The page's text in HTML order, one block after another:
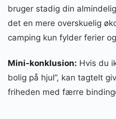
bruger stadig din
det en mere overskuelig
camping kun fylder ferier
Mini-konklusion: Hvis du
bolig på hjul”, kan tagtelt
friheden med færre